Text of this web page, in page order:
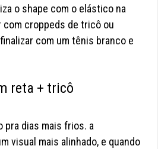
o shape com o elástico na
com croppeds de tricô ou
com um tênis branco e
reta + tricô
dias mais frios. a
visual mais alinhado, e quando